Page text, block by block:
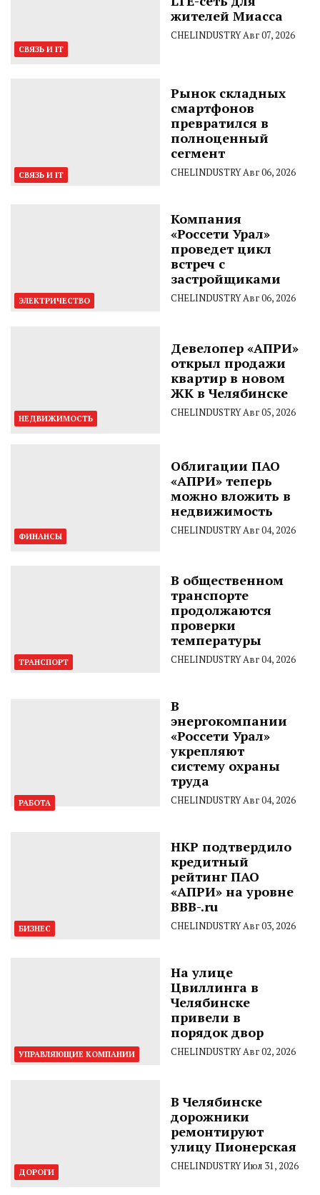
СВЯЗЬ И IT
жителей Миасса
CHELINDUSTRYАвг 07, 2026
СВЯЗЬ И IT
Рынок складных
смартфонов
превратился в
полноценный
сегмент
CHELINDUSTRYАвг 06, 2026
ЭЛЕКТРИЧЕСТВО
Компания
«Россети Урал»
проведет цикл
встреч с
застройщиками
CHELINDUSTRYАвг 06, 2026
НЕДВИЖИМОСТЬ
Девелопер «АПРИ»
открыл продажи
квартир в новом
ЖК в Челябинске
CHELINDUSTRYАвг 05, 2026
ФИНАНСЫ
Облигации ПАО
«АПРИ» теперь
можно вложить в
недвижимость
CHELINDUSTRYАвг 04, 2026
ТРАНСПОРТ
В общественном
транспорте
продолжаются
проверки
температуры
CHELINDUSTRYАвг 04, 2026
РАБОТА
В
энергокомпании
«Россети Урал»
укрепляют
систему охраны
труда
CHELINDUSTRYАвг 04, 2026
БИЗНЕС
НКР подтвердило
кредитный
рейтинг ПАО
«АПРИ» на уровне
BBB-.ru
CHELINDUSTRYАвг 03, 2026
УПРАВЛЯЮЩИЕ КОМПАНИИ
На улице
Цвиллинга в
Челябинске
привели в
порядок двор
CHELINDUSTRYАвг 02, 2026
ДОРОГИ
В Челябинске
дорожники
ремонтируют
улицу Пионерская
CHELINDUSTRYИюл 31, 2026